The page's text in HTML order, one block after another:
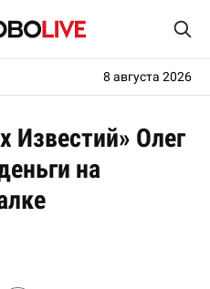
8 августа 2026
Известий» Олег
на